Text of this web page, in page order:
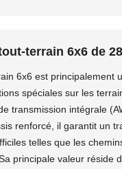
terrain 6x6 de
6x6 est principalement
spéciales sur les
transmission intégrale
renforcé, il garantit un
telles que les
principale valeur réside